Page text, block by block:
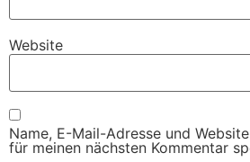
Website
Name, E-Mail-Adresse und
für meinen nächsten Kommentar